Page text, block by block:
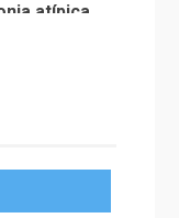
atípica
en